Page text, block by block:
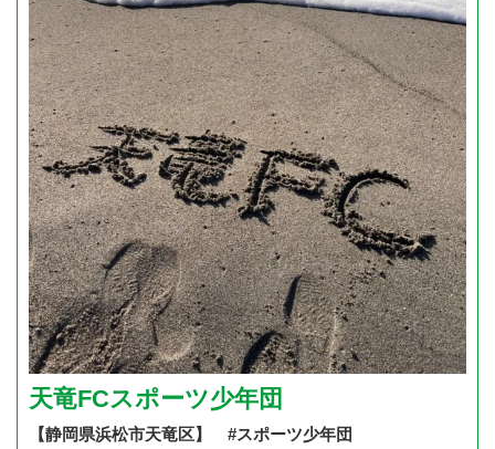
天竜FCスポーツ少年団
【静岡県浜松市天竜区】 #スポーツ少年団